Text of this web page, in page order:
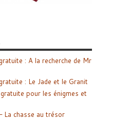
: A la recherche de Mr
: Le Jade et le Granit
pour les énigmes et
La chasse au trésor